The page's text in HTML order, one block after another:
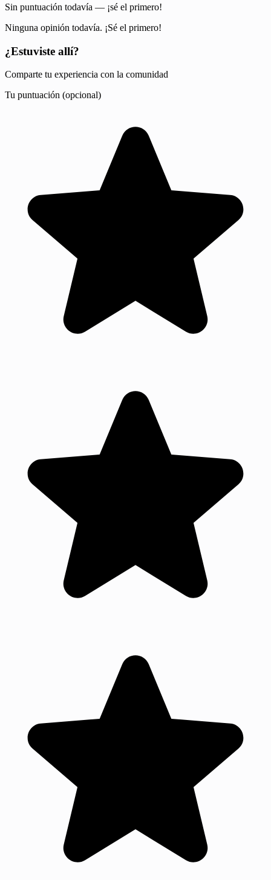
Sin puntuación todavía — ¡sé el primero!
Ninguna opinión todavía. ¡Sé el primero!
¿Estuviste allí?
Comparte tu experiencia con la comunidad
Tu puntuación (opcional)